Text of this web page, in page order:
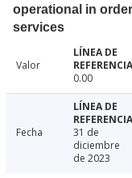
operational in
services
Valor
0.00
Fecha
31 de
diciembre
de 2023